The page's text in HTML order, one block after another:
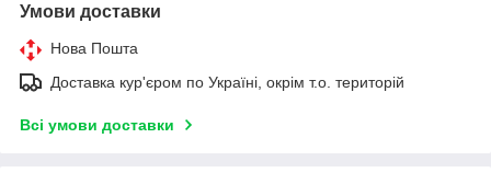
Умови доставки
Нова Пошта
Доставка кур'єром по Україні, окрім т.о. територій
Всі умови доставки